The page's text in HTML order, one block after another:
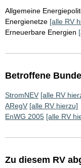
Allgemeine
Energienetze [alle RV
Erneuerbare Energien
Betroffene
StromNEV [alle RV
ARegV [alle RV hierzu]
EnWG 2005 [alle RV
Zu diesem RV